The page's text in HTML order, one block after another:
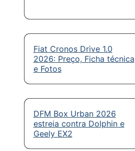
Fiat Cronos Drive 1.0
2026: Preço, Ficha técnica
e Fotos
DFM Box Urban 2026
estreia contra Dolphin e
Geely EX2